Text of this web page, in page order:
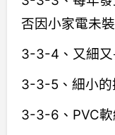
否因小家電未
3-3-4、又細又
3-3-5、細小的
3-3-6、PVC軟